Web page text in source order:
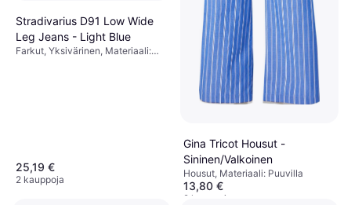
Stradivarius D91 Low Wide
Leg Jeans - Light Blue
Farkut, Yksivärinen, Materiaali:
25,19 €
2 kauppoja
Gina Tricot Housut -
Sininen/Valkoinen
Housut, Materiaali: Puuvilla
13,80 €
2 kauppoja